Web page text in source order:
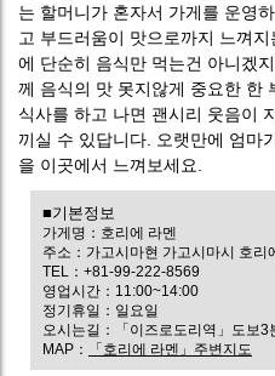
는 할머니가 혼자서 가게를 운영
고 부드러움이 맛으로까지 느껴
에 단순히 음식만 먹는건 아니겠
께 음식의 맛 못지않게 중요한 한
식사를 하고 나면 괜시리 웃음이
끼실 수 있답니다. 오랫만에 엄마
을 이곳에서 느껴보세요.
■기본정보
가게명：호리에 라멘
주소：가고시마현 가고시마시 호리
TEL：+81-99-222-8569
영업시간：11:00~14:00
정기휴일：일요일
오시는길：「이즈로도리역」도보3
MAP：
「호리에 라멘」주변지도